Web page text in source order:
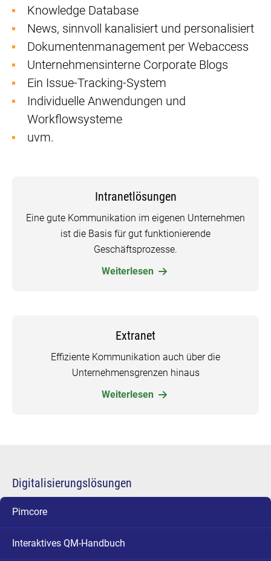
Knowledge Database
News, sinnvoll kanalisiert und personalisiert
Dokumentenmanagement per Webaccess
Unternehmensinterne Corporate Blogs
Ein Issue-Tracking-System
Individuelle Anwendungen und
Workflowsysteme
uvm.
Intranetlösungen
Eine gute Kommunikation im eigenen Unternehmen
ist die Basis für gut funktionierende
Geschäftsprozesse.
Weiterlesen
Extranet
Effiziente Kommunikation auch über die
Unternehmensgrenzen hinaus
Weiterlesen
Digitalisierungslösungen
Pimcore
Interaktives QM-Handbuch